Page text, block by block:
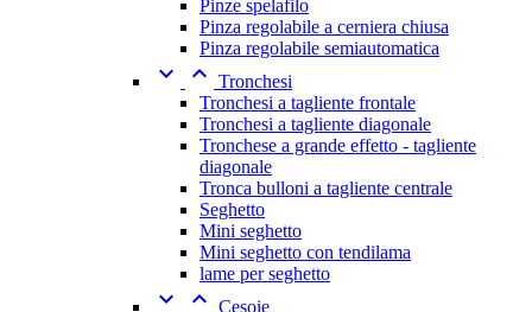
Pinze spelafilo
Pinza regolabile a cerniera chiusa
Pinza regolabile semiautomatica
  Tronchesi
Tronchesi a tagliente frontale
Tronchesi a tagliente diagonale
Tronchese a grande effetto - tagliente
diagonale
Tronca bulloni a tagliente centrale
Seghetto
Mini seghetto
Mini seghetto con tendilama
lame per seghetto
  Cesoie